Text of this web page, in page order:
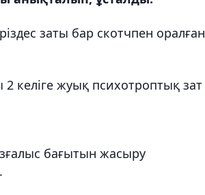
заты бар скотчпен оралған
келіге жуық психотроптық зат
бағытын жасыру